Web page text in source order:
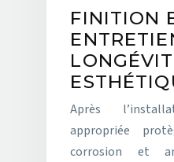
FINITION
Après
appropriée
corrosion et